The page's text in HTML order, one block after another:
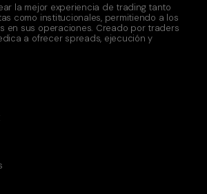
la mejor experiencia de trading tanto
como institucionales, permitiendo a los
en sus operaciones. Creado por traders
a ofrecer spreads, ejecución y